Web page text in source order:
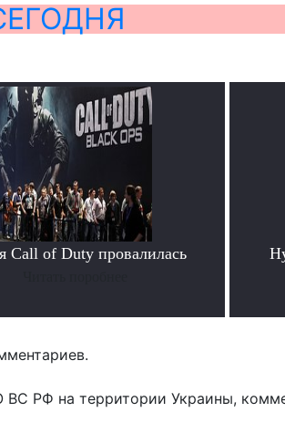
Call of Duty провалилась
ВС РФ на территории Украины,